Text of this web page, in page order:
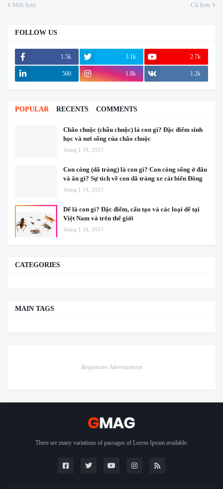
Mới hơn Cũ hơn
FOLLOW US
1.5k 3.1k 2.7k
500 1.8k 1.2k
POPULAR RECENTS COMMENTS
Chão chuộc (chẫu chuộc) là con gì? Đặc điểm sinh
học và nơi sống của chão chuộc
tháng 1 19, 2025
Con còng (dã tràng) là con gì? Con còng sống ở đâu
và ăn gì? Sự tích về con dã tràng xe cát biển Đông
tháng 1 14, 2025
Dế là con gì? Đặc điểm, cấu tạo và các loại dế tại
Việt Nam và trên thế giới
tháng 1 16, 2025
CATEGORIES
MAIN TAGS
Responsive Advertisement
There are many variations of passages of Lorem Ipsum available.